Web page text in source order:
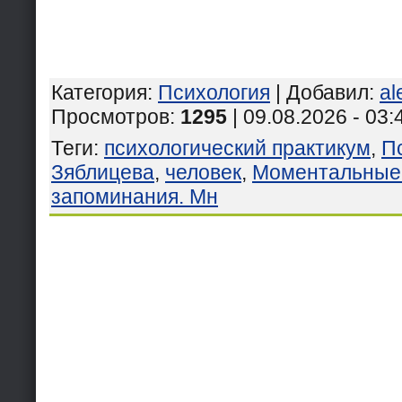
Категория: Психология | Добавил:
Просмотров: 1295 | 09.08.2026 -
Теги: психологический практикум,
Зяблицева, человек,
запоминания. Мн